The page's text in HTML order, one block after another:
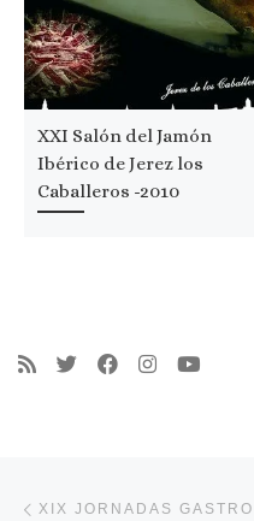
XXI Salón del Jamón
Ibérico de Jerez los
Caballeros -2010